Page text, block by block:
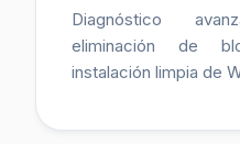
Diagnóstico
eliminación de
instalación limpia de